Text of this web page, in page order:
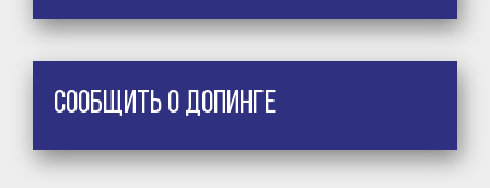
Сообщить о допинге